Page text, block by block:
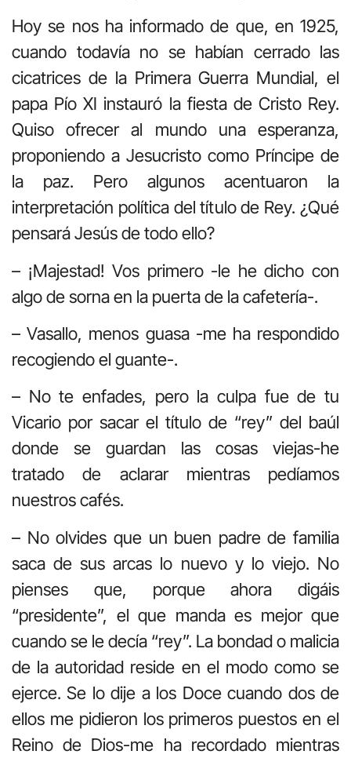
Hoy se nos ha informado de que, en 1925,
cuando todavía no se habían cerrado las
cicatrices de la Primera Guerra Mundial, el
papa Pío XI instauró la fiesta de Cristo Rey.
Quiso ofrecer al mundo una esperanza,
proponiendo a Jesucristo como Príncipe de
la paz. Pero algunos acentuaron la
interpretación política del título de Rey. ¿Qué
pensará Jesús de todo ello?
– ¡Majestad! Vos primero -le he dicho con
algo de sorna en la puerta de la cafetería-.
– Vasallo, menos guasa -me ha respondido
recogiendo el guante-.
– No te enfades, pero la culpa fue de tu
Vicario por sacar el título de “rey” del baúl
donde se guardan las cosas viejas-he
tratado de aclarar mientras pedíamos
nuestros cafés.
– No olvides que un buen padre de familia
saca de sus arcas lo nuevo y lo viejo. No
pienses que, porque ahora digáis
“presidente”, el que manda es mejor que
cuando se le decía “rey”. La bondad o malicia
de la autoridad reside en el modo como se
ejerce. Se lo dije a los Doce cuando dos de
ellos me pidieron los primeros puestos en el
Reino de Dios-me ha recordado mientras